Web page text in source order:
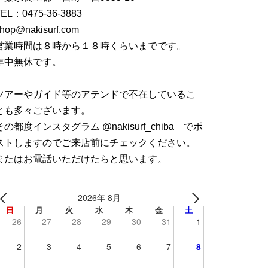
： 0475-36-3883
業時間は８時から１８時くらいまでです。
中無休です。
アーやガイド等のアテンドで不在しているこ
も多々ございます。
の都度インスタグラム @nakisurf_chiba でポ
トしますのでご来店前にチェックください。
たはお電話いただけたらと思います。
2026年 8月
日 月 火 水 木 金 土
26 27 28 29 30 31 1
2 3 4 5 6 7 8